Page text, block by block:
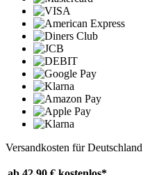
Versandkosten für Deutschland